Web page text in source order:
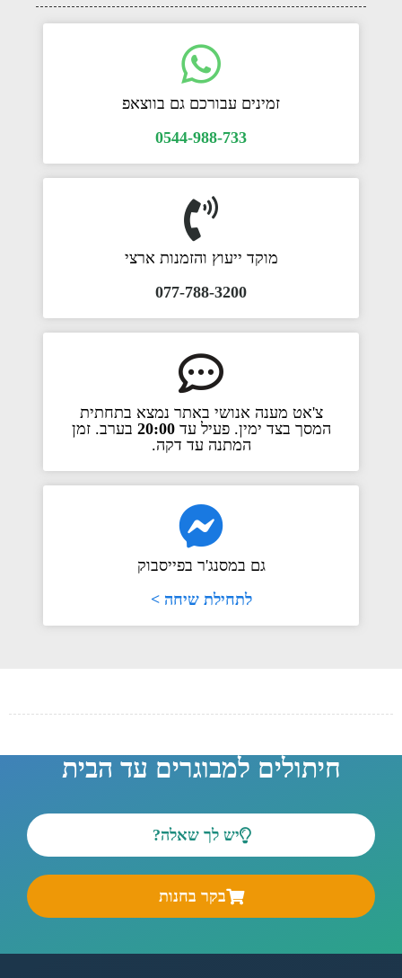
זמינים עבורכם גם בווצאפ
0544-988-733
מוקד ייעוץ והזמנות ארצי
077-788-3200
צ'אט מענה אנושי באתר נמצא בתחתית
המסך בצד ימין. פעיל עד20:00 בערב. זמן
המתנה עד דקה.
גם במסנג'ר בפייסבוק
לתחילת שיחה >
חיתולים למבוגרים עד הבית
יש לך שאלה?
בקר בחנות